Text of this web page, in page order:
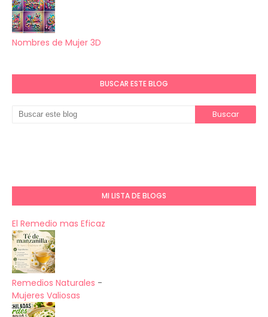
Nombres de Mujer 3D
BUSCAR ESTE BLOG
MI LISTA DE BLOGS
El Remedio mas Eficaz
Remedios Naturales -
Mujeres Valiosas